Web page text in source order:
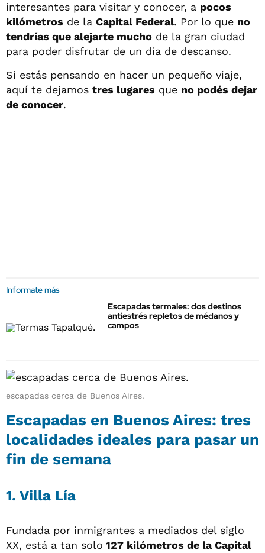
interesantes para visitar y conocer, a pocos
kilómetros de la Capital Federal. Por lo que no
tendrías que alejarte mucho de la gran ciudad
para poder disfrutar de un día de descanso.
Si estás pensando en hacer un pequeño viaje,
aquí te dejamos tres lugares que no podés dejar
de conocer.
Informate más
Escapadas termales: dos destinos
antiestrés repletos de médanos y
campos
escapadas cerca de Buenos Aires.
Escapadas en Buenos Aires: tres
localidades ideales para pasar un
fin de semana
1. Villa Lía
Fundada por inmigrantes a mediados del siglo
XX, está a tan solo 127 kilómetros de la Capital